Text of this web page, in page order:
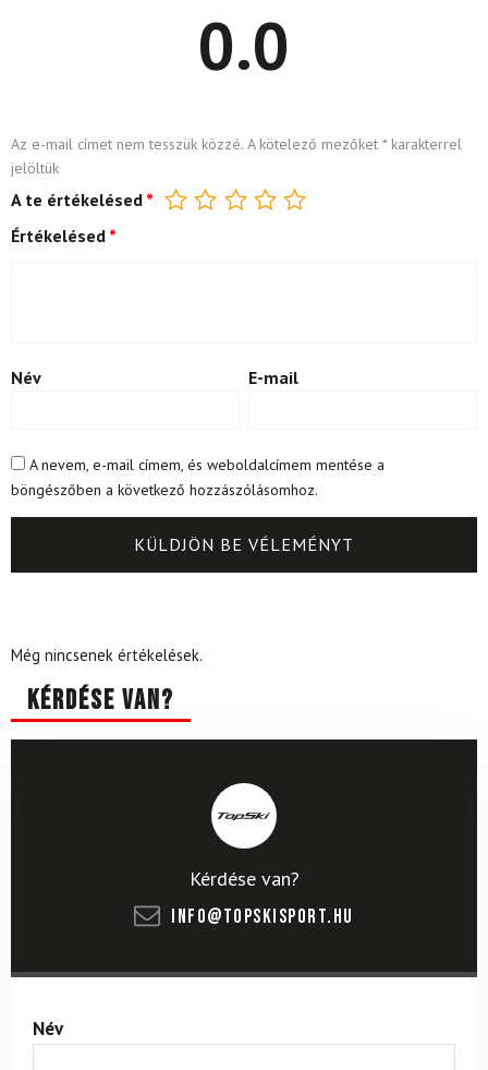
0.0
Az e-mail címet nem tesszük közzé. A kötelező mezőket *karakterrel
jelöltük
A te értékelésed *
Értékelésed *
Név E-mail
A nevem, e-mail címem, és weboldalcímem mentése a
böngészőben a következő hozzászólásomhoz.
Még nincsenek értékelések.
Kérdése van?
Kérdése van?
info@topskisport.hu
Név